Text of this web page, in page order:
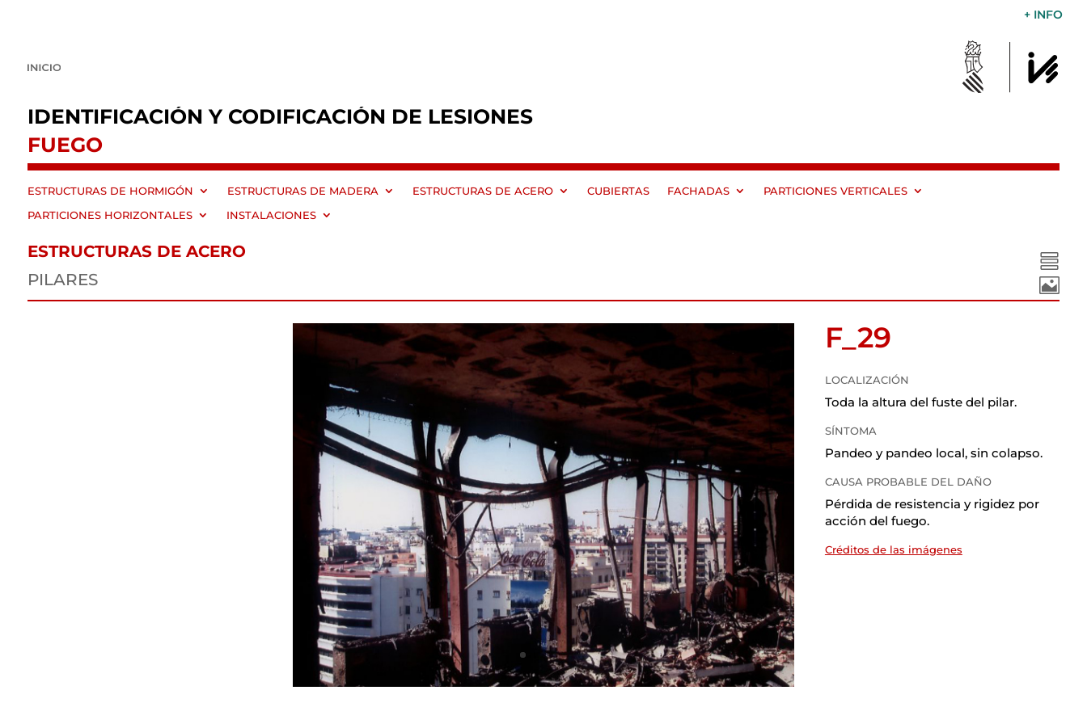
+ INFO
IDENTIFICACIÓN Y CODIFICACIÓN DE LESIONES
FUEGO
ESTRUCTURAS DE HORMIGÓN ESTRUCTURAS DE MADERA ESTRUCTURAS DE ACERO CUBIERTAS FACHADAS
PARTICIONES VERTICALES
PARTICIONES HORIZONTALES
INSTALACIONES
ESTRUCTURAS DE ACERO
PILARES


F_29
LOCALIZACIÓN
Toda la altura del fuste del pilar.
SÍNTOMA
Pandeo y pandeo local, sin colapso.
CAUSA PROBABLE DEL DAÑO
Pérdida de resistencia y rigidez por
acción del fuego.
Créditos de las imágenes